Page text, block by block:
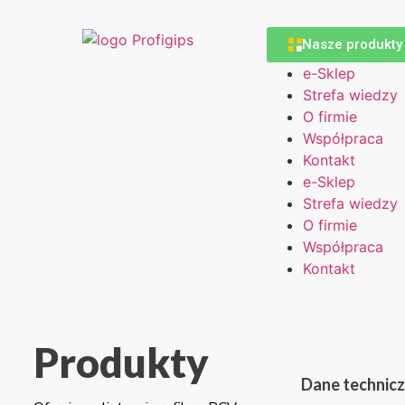
Nasze produkty
e-Sklep
Strefa wiedzy
O firmie
Współpraca
Kontakt
e-Sklep
Strefa wiedzy
O firmie
Współpraca
Kontakt
Produkty Dane